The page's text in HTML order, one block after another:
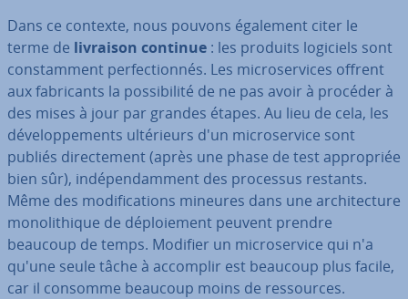
Dans ce contexte, nous pouvons également citer le
terme de livraison continue : les produits logiciels sont
cons­tam­ment per­fec­tion­nés. Les mi­cro­ser­vices offrent
aux fa­bri­cants la pos­si­bi­lité de ne pas avoir à procéder à
des mises à jour par grandes étapes. Au lieu de cela, les
dé­ve­lop­pe­ments ul­té­rieurs d'un mi­cro­ser­vice sont
publiés di­rec­te­ment (après une phase de test ap­pro­priée
bien sûr), in­dé­pen­dam­ment des processus restants.
Même des mo­di­fi­ca­tions mineures dans une ar­chi­tec­ture
mo­no­li­thique de dé­ploie­ment peuvent prendre
beaucoup de temps. Modifier un mi­cro­ser­vice qui n'a
qu'une seule tâche à accomplir est beaucoup plus facile,
car il consomme beaucoup moins de res­sources.